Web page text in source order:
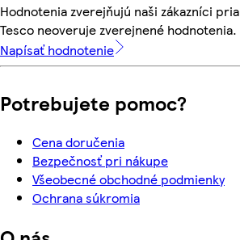
Hodnotenia zverejňujú naši zákazníci
Tesco neoveruje zverejnené hodnotenia.
Napísať hodnotenie
Potrebujete pomoc?
Cena doručenia
Bezpečnosť pri nákupe
Všeobecné obchodné podmienky
Ochrana súkromia